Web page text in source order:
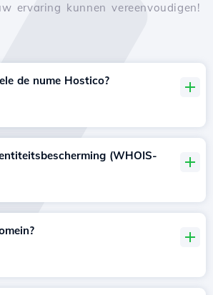
ervaring kunnen vereenvoudigen!
de nume Hostico?
(WHOIS-